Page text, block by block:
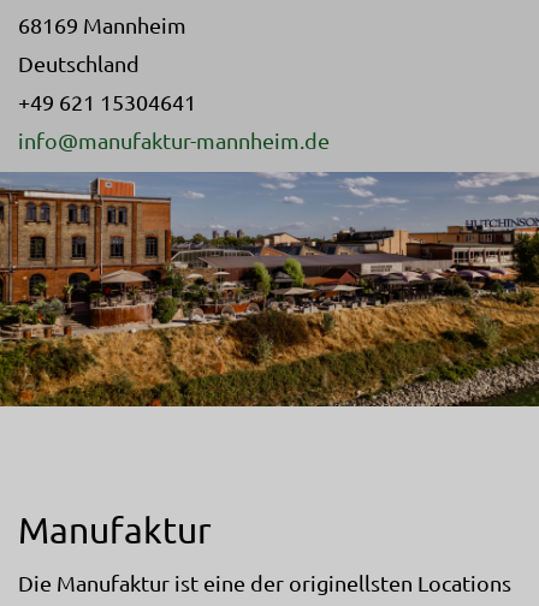
68169 Mannheim
Deutschland
+49 621 15304641
info@manufaktur-mannheim.de
Manufaktur
Die Manufaktur ist eine der originellsten Locations